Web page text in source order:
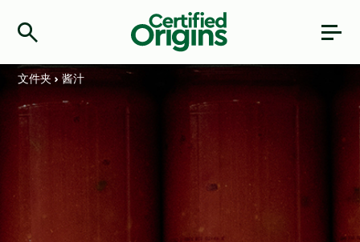
文件夹 ›酱汁